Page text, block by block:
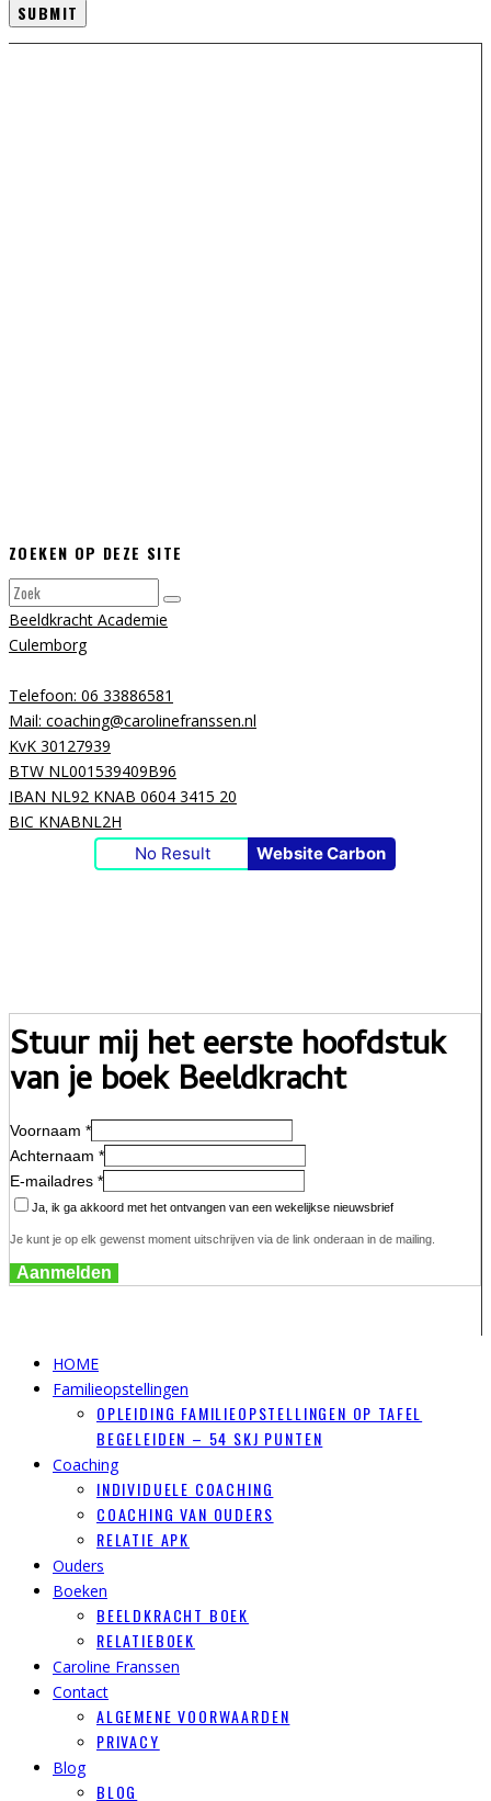
ZOEKEN OP DEZE SITE
Beeldkracht Academie
Culemborg
Telefoon: 06 33886581
Mail: coaching@carolinefranssen.nl
KvK 30127939
BTW NL001539409B96
IBAN NL92 KNAB 0604 3415 20
BIC KNABNL2H
No Result
Website Carbon
Stuur mij het eerste hoofdstuk
van je boek Beeldkracht
Voornaam *
Achternaam *
E-mailadres *
Ja, ik ga akkoord met het ontvangen van een wekelijkse nieuwsbrief
Je kunt je op elk gewenst moment uitschrijven via de link onderaan in de mailing.
Aanmelden
HOME
Familieopstellingen
OPLEIDING FAMILIEOPSTELLINGEN OP TAFEL
BEGELEIDEN – 54 SKJ PUNTEN
Coaching
INDIVIDUELE COACHING
COACHING VAN OUDERS
RELATIE APK
Ouders
Boeken
BEELDKRACHT BOEK
RELATIEBOEK
Caroline Franssen
Contact
ALGEMENE VOORWAARDEN
PRIVACY
Blog
BLOG